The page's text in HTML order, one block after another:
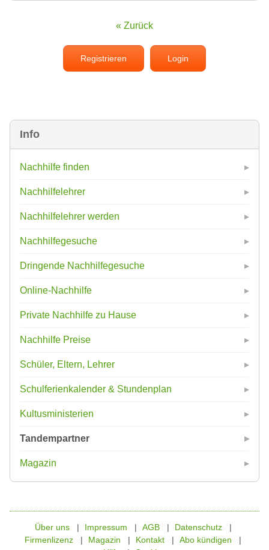
Info
Nachhilfe finden
Nachhilfelehrer
Nachhilfelehrer werden
Nachhilfegesuche
Dringende Nachhilfegesuche
Online-Nachhilfe
Private Nachhilfe zu Hause
Nachhilfe Preise
Schüler, Eltern, Lehrer
Schulferienkalender & Stundenplan
Kultusministerien
Tandempartner
Magazin
« Zurück
Registrieren Login
Über uns Impressum AGB
Datenschutz
Firmenlizenz
Magazin Kontakt
Abo kündigen